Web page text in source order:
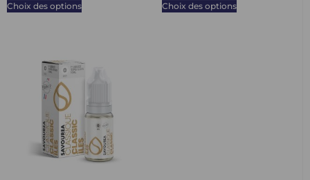
Choix des options Choix des options